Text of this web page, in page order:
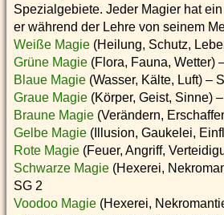
Spezialgebiete. Jeder Magier hat
er während der Lehre von seinem
Weiße Magie (Heilung, Schutz,
Grüne Magie (Flora, Fauna, Wetter)
Blaue Magie (Wasser, Kälte, Luft) –
Graue Magie (Körper, Geist, Sinne)
Braune Magie (Verändern,
Gelbe Magie (Illusion, Gaukelei,
Rote Magie (Feuer, Angriff,
Schwarze Magie (Hexerei,
SG 2
Voodoo Magie (Hexerei,